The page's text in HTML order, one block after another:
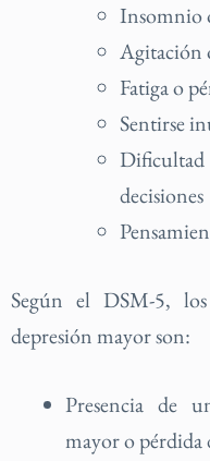
Insomnio
Agitación
Fatiga o
Sentirse
decisiones
Según el DSM-5,
depresión mayor son:
Presencia de
mayor o pérdida